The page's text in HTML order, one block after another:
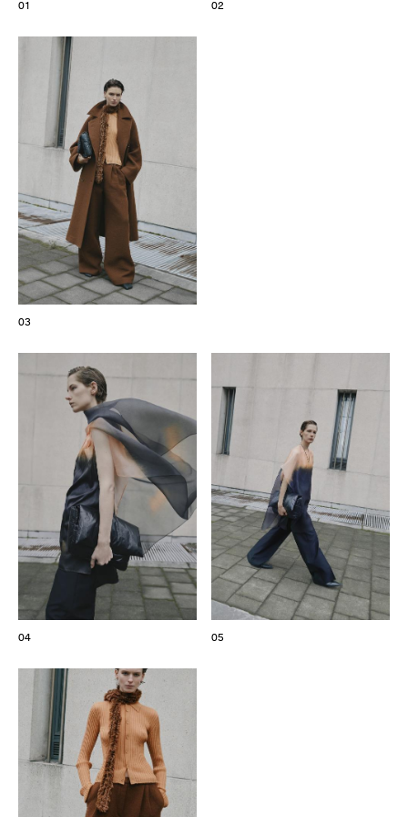
01 02
03
04 05
Prochaines saisons et précédentes éditions
Magazine - Insider